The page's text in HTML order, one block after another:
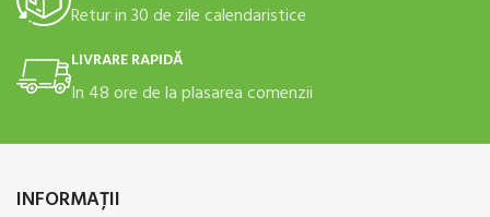
Retur in 30 de zile calendaristice
LIVRARE RAPIDĂ
In 48 ore de la plasarea comenzii
INFORMAŢII